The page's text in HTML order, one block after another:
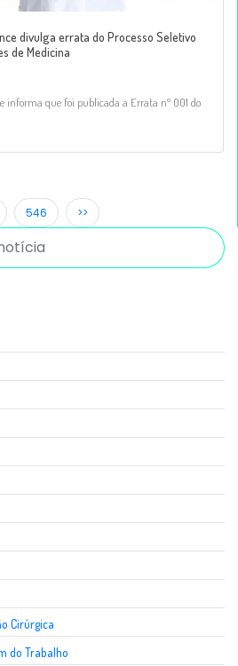
divulga errata do Processo Seletivo
de Medicina
informa que foi publicada a Errata nº 001 do
546 >>
Cirúrgica
do Trabalho